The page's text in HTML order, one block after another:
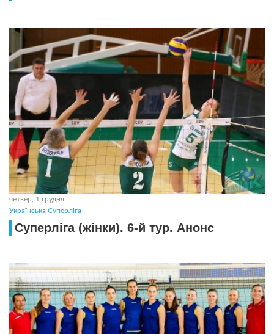
четвер, 1 грудня
Українська Суперліга
Суперліга (жінки). 6-й тур. Анонс